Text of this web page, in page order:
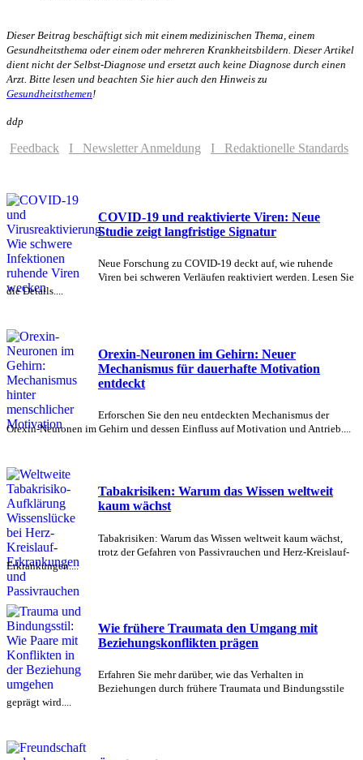
Dieser Beitrag beschäftigt sich mit einem medizinischen Thema, einem
Gesundheitsthema oder einem oder mehreren Krankheitsbildern. Dieser Artikel
dient nicht der Selbst-Diagnose und ersetzt auch keine Diagnose durch einen
Arzt. Bitte lesen und beachten Sie hier auch den Hinweis zu
Gesundheitsthemen!
ddp
Feedback I Newsletter Anmeldung I Redaktionelle Standards
COVID-19 und reaktivierte Viren: Neue
Studie zeigt langfristige Signatur
Neue Forschung zu COVID-19 deckt auf, wie ruhende
Viren bei schweren Verläufen reaktiviert werden. Lesen Sie
die Details....
Orexin-Neuronen im Gehirn: Neuer
Mechanismus für dauerhafte Motivation
entdeckt
Erforschen Sie den neu entdeckten Mechanismus der
Orexin-Neuronen im Gehirn und dessen Einfluss auf Motivation und Antrieb....
Tabakrisiken: Warum das Wissen weltweit
kaum wächst
Tabakrisiken: Warum das Wissen weltweit kaum wächst,
trotz der Gefahren von Passivrauchen und Herz-Kreislauf-
Erkrankungen....
Wie frühere Traumata den Umgang mit
Beziehungskonflikten prägen
Erfahren Sie mehr darüber, wie das Verhalten in
Beziehungen durch frühere Traumata und Bindungsstile
geprägt wird....